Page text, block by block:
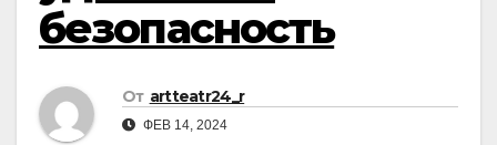
безопасность
От artteatr24_r
ФЕВ 14, 2024